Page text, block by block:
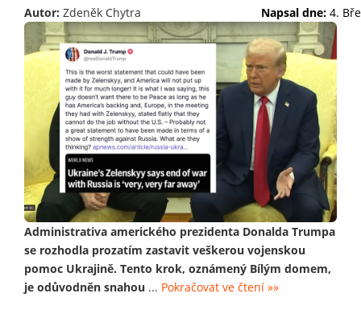
Autor: Zdeněk Chytra Napsal dne: 4.
Administrativa amerického prezidenta Donalda Trumpa
se rozhodla prozatím zastavit veškerou vojenskou
pomoc Ukrajině. Tento krok, oznámený Bílým domem,
je odůvodněn snahou ... Pokračovat ve čtení »»